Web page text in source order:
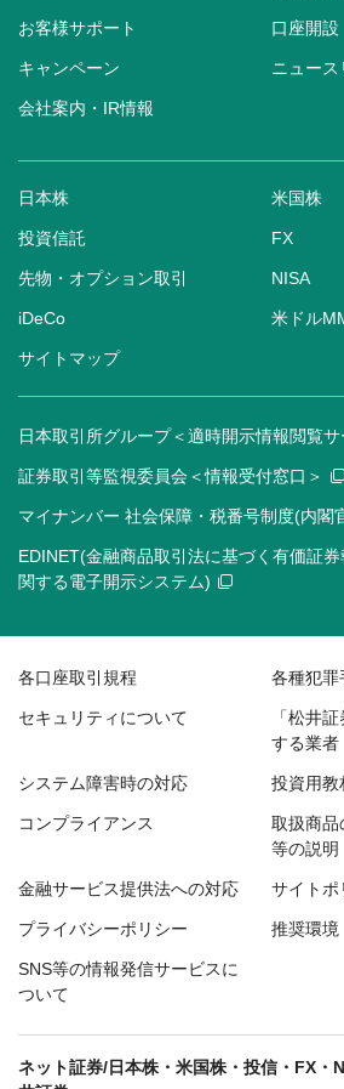
お客様サポート 口座開設
キャンペーン ニュース
会社案内・IR情報
日本株 米国株
投資信託 FX
先物・オプション取引 NISA
iDeCo 米ドル
サイトマップ
日本取引所グループ＜適時開示情報閲覧サ
証券取引等監視委員会＜情報受付窓口＞
マイナンバー 社会保障・税番号制度(内閣
EDINET(金融商品取引法に基づく有価証
関する電子開示システム)
各口座取引規程 各種犯罪
セキュリティについて
「松井
する業者
システム障害時の対応 投資用教
コンプライアンス
取扱商品
等の説明
金融サービス提供法への対応 サイトポ
プライバシーポリシー 推奨環境
SNS等の情報発信サービスに
ついて
ネット証券/日本株・米国株・投信・FX・